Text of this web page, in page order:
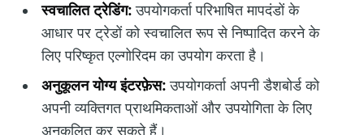
स्वचालित ट्रेडिंग:उपयोगकर्ता परिभाषित मापदंडों के
आधार पर ट्रेडों को स्वचालित रूप से निष्पादित करने के
लिए परिष्कृत एल्गोरिदम का उपयोग करता है।
अनुकूलन योग्य इंटरफ़ेस:उपयोगकर्ता अपनी डैशबोर्ड को
अपनी व्यक्तिगत प्राथमिकताओं और उपयोगिता के लिए
अनुकूलित कर सकते हैं।